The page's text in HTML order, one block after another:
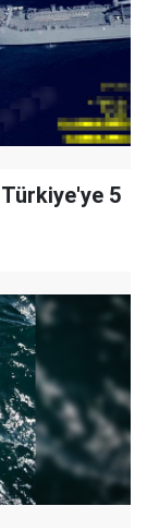
Türkiye'ye 5